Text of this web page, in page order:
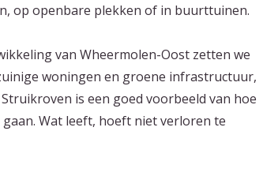
op openbare plekken of in buurttuinen.
van Wheermolen-Oost zetten we
woningen en groene infrastructuur,
is een goed voorbeeld van hoe
Wat leeft, hoeft niet verloren te